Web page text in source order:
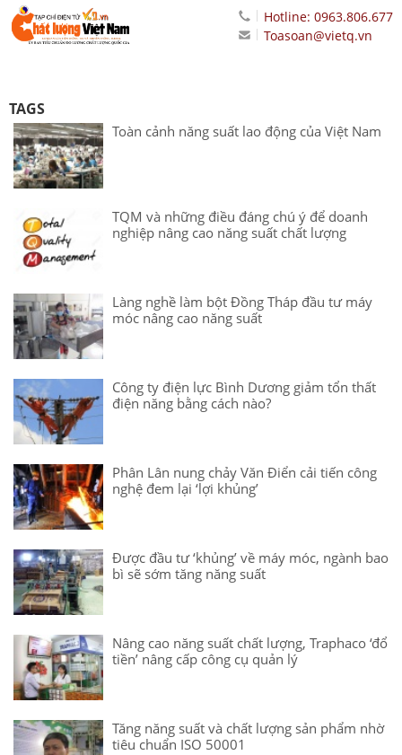
Hotline: 0963.806.677
Toasoan@vietq.vn
TAGS
Toàn cảnh năng suất lao động của Việt Nam
TQM và những điều đáng chú ý để doanh
nghiệp nâng cao năng suất chất lượng
Làng nghề làm bột Đồng Tháp đầu tư máy
móc nâng cao năng suất
Công ty điện lực Bình Dương giảm tổn thất
điện năng bằng cách nào?
Phân Lân nung chảy Văn Điển cải tiến công
nghệ đem lại ‘lợi khủng’
Được đầu tư ‘khủng’ về máy móc, ngành bao
bì sẽ sớm tăng năng suất
Nâng cao năng suất chất lượng, Traphaco ‘đổ
tiền’ nâng cấp công cụ quản lý
Tăng năng suất và chất lượng sản phẩm nhờ
tiêu chuẩn ISO 50001